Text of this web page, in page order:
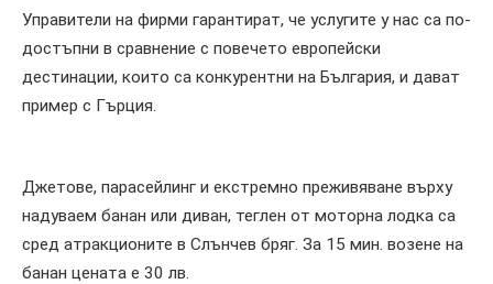
Управители на фирми гарантират, че услугите у нас са по-
достъпни в сравнение с повечето европейски
дестинации, които са конкурентни на България, и дават
пример с Гърция.
Джетове, парасейлинг и екстремно преживяване върху
надуваем банан или диван, теглен от моторна лодка са
сред атракционите в Слънчев бряг. За 15 мин. возене на
банан цената е 30 лв.